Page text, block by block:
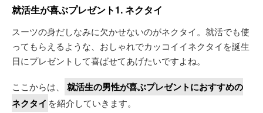
就活生が喜ぶプレゼント1. ネクタイ
スーツの身だしなみに欠かせないのがネクタイ。就活でも使
ってもらえるような、おしゃれでカッコイイネクタイを誕生
日にプレゼントして喜ばせてあげたいですよね。
ここからは、
就活生の男性が喜ぶプレゼントにおすすめの
ネクタイ を紹介していきます。